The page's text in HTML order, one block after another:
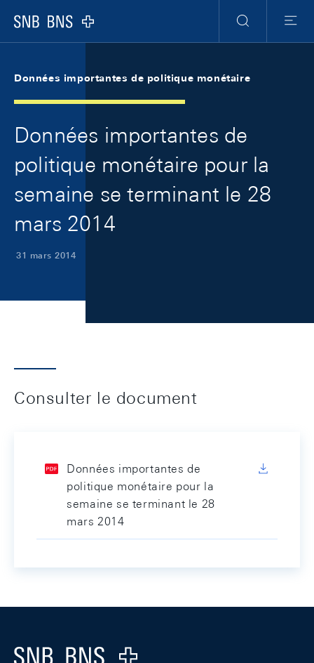
Logo
RechercheMenu
Données importantes de politique monétaire
Données importantes de
politique monétaire pour la
semaine se terminant le 28
mars 2014
31 mars 2014
Consulter le document
Données importantes de
politique monétaire pour la
semaine se terminant le 28
mars 2014
Logo